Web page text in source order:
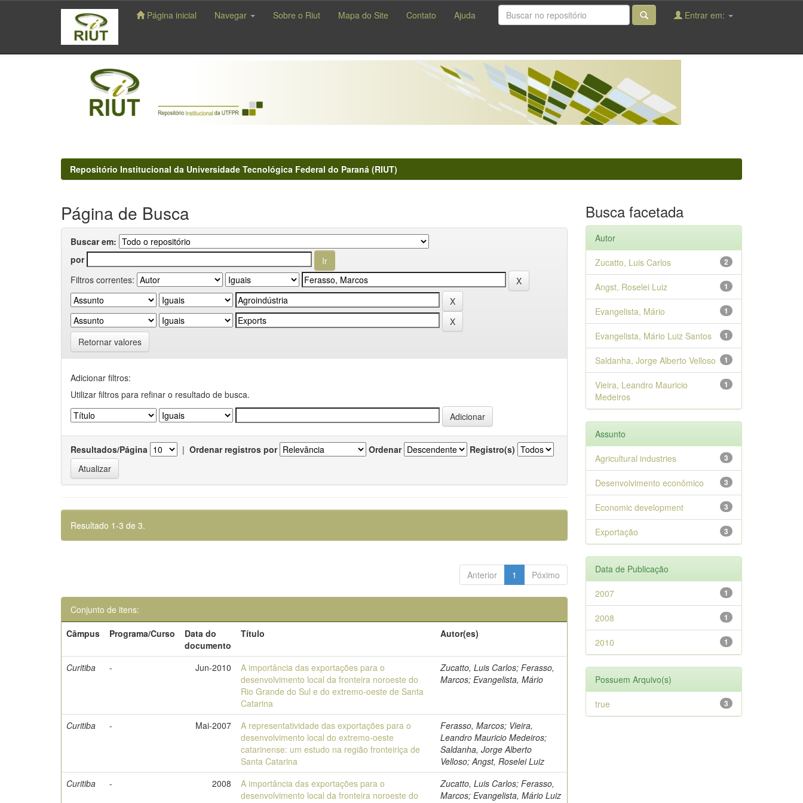
navigation
Página inicial Navegar Sobre o Riut Mapa do Site Contato Ajuda Entrar em:
Repositório Institucional da Universidade Tecnológica Federal do Paraná (RIUT)
Página de Busca
Buscar em:
por
Filtros correntes:
Retornar valores
Adicionar filtros:
Utilizar filtros para refinar o resultado de busca.
Resultados/Página | Ordenar registros por Ordenar Registro(s)
Resultado 1-3 de 3.
Anterior 1 Póximo
Conjunto de itens:
Câmpus
Programa/Curso
Data do
documento
Título Autor(es)
Curitiba - Jun-2010
A importância das exportações para o
desenvolvimento local da fronteira noroeste do
Rio Grande do Sul e do extremo-oeste de Santa
Catarina
Zucatto, Luis Carlos; Ferasso,
Marcos; Evangelista, Mário
Curitiba - Mai-2007
A representatividade das exportações para o
desenvolvimento local do extremo-oeste
catarinense: um estudo na região fronteiriça de
Santa Catarina
Ferasso, Marcos; Vieira,
Leandro Mauricio Medeiros;
Saldanha, Jorge Alberto
Velloso; Angst, Roselei Luiz
Curitiba
- 2008
A importância das exportações para o
desenvolvimento local da fronteira noroeste do
Zucatto, Luis Carlos; Ferasso,
Marcos; Evangelista, Mário Luiz
Busca facetada
Autor
2
Zucatto, Luis Carlos
1
Angst, Roselei Luiz
1
Evangelista, Mário
1
Evangelista, Mário Luiz Santos
1
Saldanha, Jorge Alberto Velloso
1
Vieira, Leandro Mauricio
Medeiros
Assunto
3
Agricultural industries
3
Desenvolvimento econômico
3
Economic development
3
Exportação
Data de Publicação
1
2007
1
2008
1
2010
Possuem Arquivo(s)
3
true